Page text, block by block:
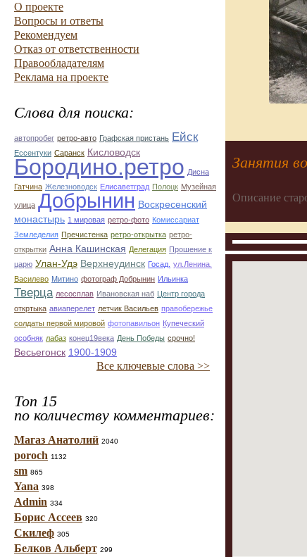
О проекте
Вопросы и ответы
Рекомендуем
Отказ от ответственности
Правообладателям
Реклама на проекте
Слова для поиска:
автопробег ретро-авто Графская пристань Ейск
Ессентуки Саранск Кисловодск
Бородино.ретро Дисна
Гатчина Железноводск Елисаветград Полоцк Музейная
улица Добрынин Воскресенский
монастырь 1 мировая ретро-фото Комиссариат
Земледелия Пречистенка ретро-открытка ретро-
открытки Анна Кашинская Делегация Прошение к
царю Улан-Удэ Верхнеудинск Госад. ул.Ленина.
Василево Митино фотограф Добрынин Ильинка
Тверца лесосплав Ивановская наб Центр города
откртыка авиаперелет летчик Васильев правобережье
солдаты первой мировой фотопавильон Купеческий
особняк лабаз конец19века День Победы срочно!
Весьегонск 1900-1909
Все ключевые слова >>
Топ 15
по количеству комментариев:
Магаз Анатолий 2040
poroch 1132
sm 865
Yana 398
Admin 334
Борис Ассеев 320
Скилеф 305
Белков Альберт 299
Занятия
Описание